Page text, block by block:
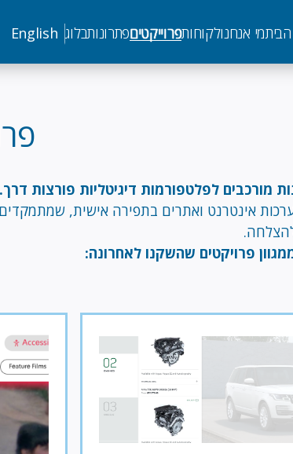
מי אנחנולקוחותפרוייקטיםפתרונותבלוג English
מורכבים לפלטפורמות דיגיטליות פורצות דרך.
אינטרנט ואתרים בתפירה אישית,
להצלחה.
פרויקטים שהשקנו לאחרונה: